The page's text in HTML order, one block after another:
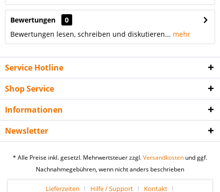
Bewertungen
0
Bewertungen lesen, schreiben und diskutieren... mehr
Service Hotline
Shop Service
Informationen
Newsletter
* Alle Preise inkl. gesetzl. Mehrwertsteuer zzgl.Versandkosten und ggf.
Nachnahmegebühren, wenn nicht anders beschrieben
Lieferzeiten Hilfe / Support Kontakt